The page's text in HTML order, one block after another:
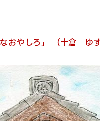
なおやしろ」 （十倉 ゆず